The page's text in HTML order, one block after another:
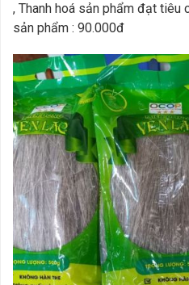
, Thanh hoá sản phẩm đạt tiêu
sản phẩm : 90.000đ